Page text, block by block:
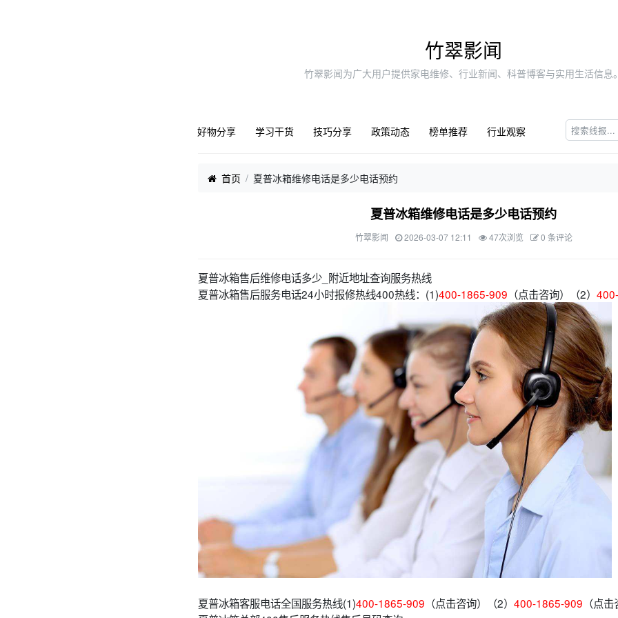
竹翠影闻
竹翠影闻为广大用户提供家电维修、行业新闻、科普博客与实用生活信息
好物分享 学习干货 技巧分享 政策动态 榜单推荐 行业观察
首页 夏普冰箱维修电话是多少电话预约
夏普冰箱维修电话是多少电话预约
竹翠影闻 2026-03-07 12:11 47次浏览 0 条评论
夏普冰箱售后维修电话多少_附近地址查询服务热线
夏普冰箱售后服务电话24小时报修热线400热线：(1)400-1865-909 （点击咨询）（2）
夏普冰箱客服电话全国服务热线(1)400-1865-909 （点击咨询）（2） 400-1865-909 （点